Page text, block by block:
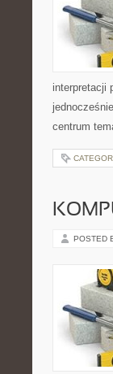
interpretacji
centrum
POSTED